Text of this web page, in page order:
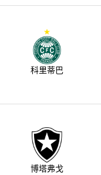
科里蒂巴
博塔弗戈